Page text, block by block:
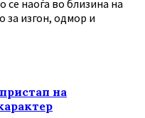
наоѓа во близина на
за изгон, одмор и
на